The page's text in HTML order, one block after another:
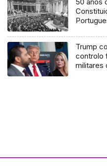
Trump
controlo
militares